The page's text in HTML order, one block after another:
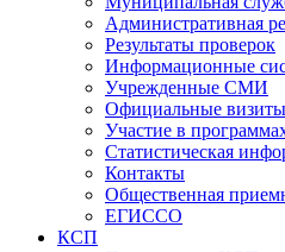
Административная
Результаты проверок
Информационные
Учрежденные СМИ
Официальные визиты
Участие в
Статистическая
Контакты
Общественная
ЕГИССО
КСП